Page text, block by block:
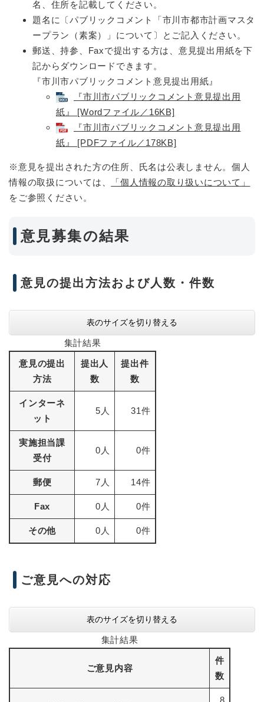
名、住所を記載してください。
題名に〔パブリックコメント「市川市都市計画マスタ
ープラン（素案）」について〕とご記入ください。
郵送、持参、Faxで提出する方は、意見提出用紙を下
記からダウンロードできます。
『市川市パブリックコメント意見提出用紙』
『市川市パブリックコメント意見提出用
紙』​ [Wordファイル／16KB]
『市川市パブリックコメント意見提出用
紙』​ [PDFファイル／178KB]
※意見を提出された方の住所、氏名は公表しません。個人
情報の取扱については、
「個人情報の取り扱いについて」
をご参照ください。
意見募集の結果
意見の提出方法および人数・件数
表のサイズを切り替える
集計結果
意見の提出
方法
提出人
数
提出件
数
インターネ
ット
5人 31件
実施担当課
受付
0人 0件
郵便 7人 14件
Fax 0人 0件
その他 0人 0件
ご意見への対応
表のサイズを切り替える
集計結果
ご意見内容
件
数